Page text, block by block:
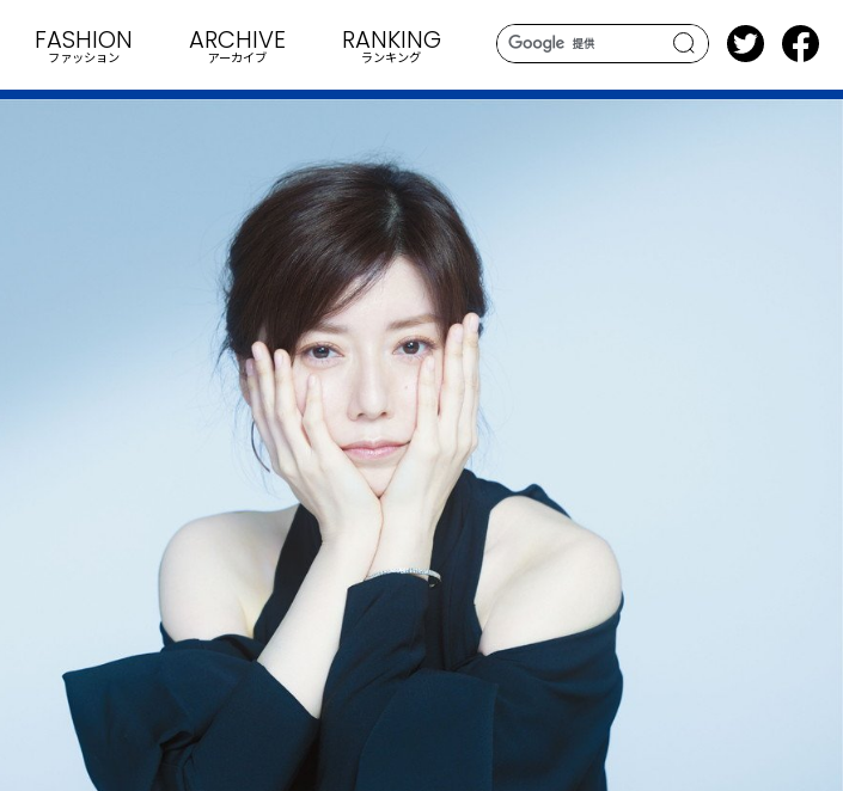
search
FASHION
ファッション
ARCHIVE
アーカイブ
RANKING
ランキング